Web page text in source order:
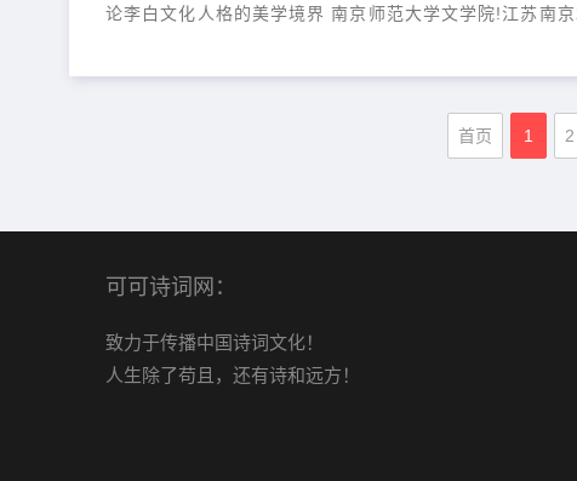
论李白文化人格的美学境界 南京师范大学文学院!江苏南
首页 1 2
可可诗词网：
致力于传播中国诗词文化！
人生除了苟且，还有诗和远方！